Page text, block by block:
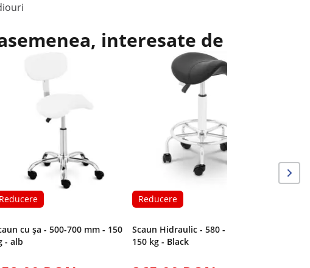
interesate de
Reducere
cu șa - 500-700 mm - 150
- alb
Reducere
Scaun Hidraulic - 580 - 740 mm -
150 kg - Black